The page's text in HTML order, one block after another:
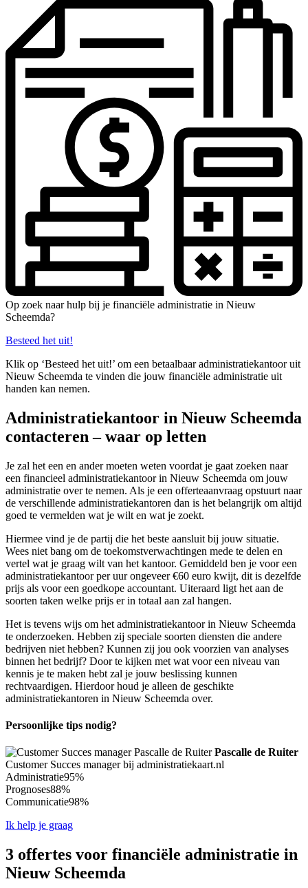
Op zoek naar hulp bij je financiële administratie in Nieuw
Scheemda?
Besteed het uit!
Klik op ‘Besteed het uit!’ om een betaalbaar administratiekantoor uit
Nieuw Scheemda te vinden die jouw financiële administratie uit
handen kan nemen.
Administratiekantoor in Nieuw Scheemda
contacteren – waar op letten
Je zal het een en ander moeten weten voordat je gaat zoeken naar
een financieel administratiekantoor in Nieuw Scheemda om jouw
administratie over te nemen. Als je een offerteaanvraag opstuurt naar
de verschillende administratiekantoren dan is het belangrijk om altijd
goed te vermelden wat je wilt en wat je zoekt.
Hiermee vind je de partij die het beste aansluit bij jouw situatie.
Wees niet bang om de toekomstverwachtingen mede te delen en
vertel wat je graag wilt van het kantoor. Gemiddeld ben je voor een
administratiekantoor per uur ongeveer €60 euro kwijt, dit is dezelfde
prijs als voor een goedkope accountant. Uiteraard ligt het aan de
soorten taken welke prijs er in totaal aan zal hangen.
Het is tevens wijs om het administratiekantoor in Nieuw Scheemda
te onderzoeken. Hebben zij speciale soorten diensten die andere
bedrijven niet hebben? Kunnen zij jou ook voorzien van analyses
binnen het bedrijf? Door te kijken met wat voor een niveau van
kennis je te maken hebt zal je jouw beslissing kunnen
rechtvaardigen. Hierdoor houd je alleen de geschikte
administratiekantoren in Nieuw Scheemda over.
Persoonlijke tips nodig?
Pascalle de Ruiter
Customer Succes manager bij administratiekaart.nl
Administratie95%
Prognoses88%
Communicatie98%
Ik help je graag
3 offertes voor financiële administratie in
Nieuw Scheemda